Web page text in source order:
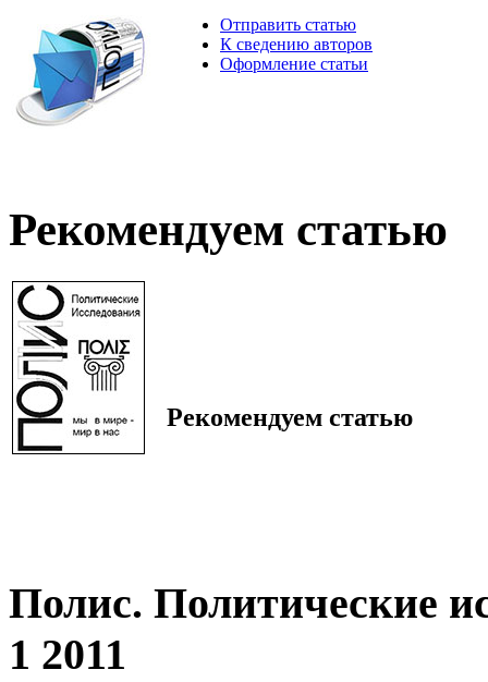
Отправить статью
К сведению авторов
Оформление статьи
Рекомендуем статью
Рекомендуем статью
Полис. Политические
1 2011